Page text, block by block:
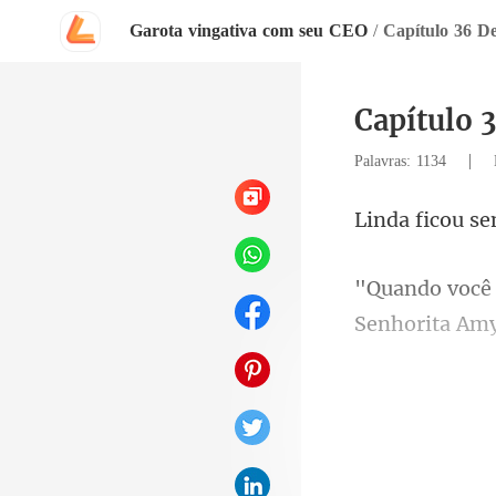
Garota vingativa com seu CEO / Capítulo 36
Capítulo
Palavras: 1134 |
cou